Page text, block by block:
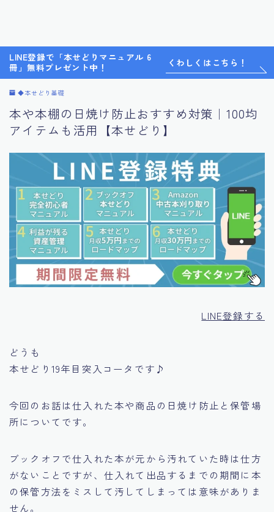
LINE登録で「本せどりマニュアル 6
冊」無料プレゼント中！
くわしくはこちら！
◆本せどり基礎
本や本棚の日焼け防止おすすめ対策｜100均
アイテムも活用【本せどり】
LINE登録する
どうも
本せどり19年目突入コータです♪
今回のお話は仕入れた本や商品の日焼け防止と保管場
所についてです。
ブックオフで仕入れた本が元から汚れていた時は仕方
がないことですが、仕入れて出品するまでの期間に本
の保管方法をミスして汚してしまっては意味がありま
せん。